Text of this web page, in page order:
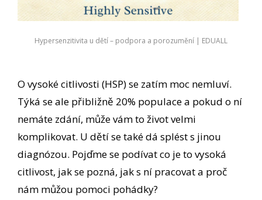
Hypersenzitivita u dětí – podpora a porozumění | EDUALL
O vysoké citlivosti (HSP) se zatím moc nemluví.
Týká se ale přibližně 20% populace a pokud o ní
nemáte zdání, může vám to život velmi
komplikovat. U dětí se také dá splést s jinou
diagnózou. Pojďme se podívat co je to vysoká
citlivost, jak se pozná, jak s ní pracovat a proč
nám můžou pomoci pohádky?